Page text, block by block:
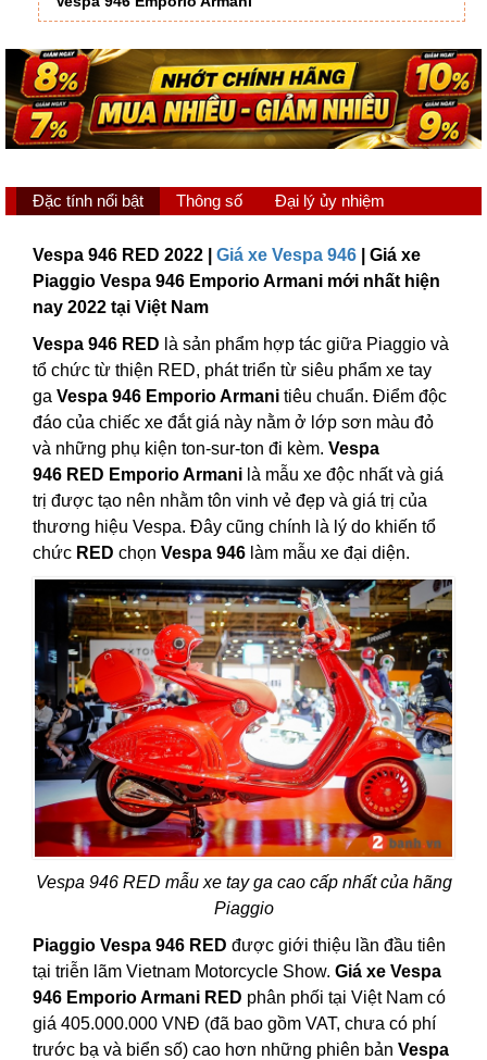
Đặc tính nổi bật Thông số Đại lý ủy nhiệm
Vespa 946 RED 2022 | Giá xe Vespa 946 | Giá xe
Piaggio Vespa 946 Emporio Armani mới nhất hiện
nay 2022 tại Việt Nam
Vespa 946 RED là sản phẩm hợp tác giữa Piaggio và
tổ chức từ thiện RED, phát triển từ siêu phẩm xe tay
ga Vespa 946 Emporio Armani tiêu chuẩn. Điểm độc
đáo của chiếc xe đắt giá này nằm ở lớp sơn màu đỏ
và những phụ kiện ton-sur-ton đi kèm. Vespa
946 RED Emporio Armani là mẫu xe độc nhất và giá
trị được tạo nên nhằm tôn vinh vẻ đẹp và giá trị của
thương hiệu Vespa. Đây cũng chính là lý do khiến tổ
chức RED chọn Vespa 946 làm mẫu xe đại diện.
Vespa 946 RED mẫu xe tay ga cao cấp nhất của hãng
Piaggio
Piaggio Vespa 946 RED được giới thiệu lần đầu tiên
tại triễn lãm Vietnam Motorcycle Show. Giá xe Vespa
946 Emporio Armani RED phân phối tại Việt Nam có
giá 405.000.000 VNĐ (đã bao gồm VAT, chưa có phí
trước bạ và biển số) cao hơn những phiên bản Vespa